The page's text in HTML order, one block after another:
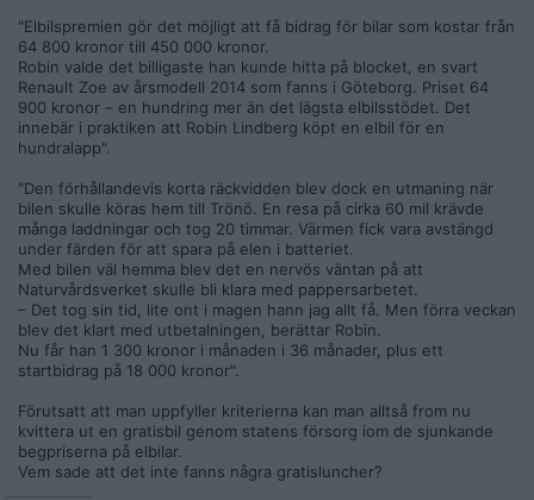
"Elbilspremien gör det möjligt att få bidrag för bilar som kostar från
64 800 kronor till 450 000 kronor.
Robin valde det billigaste han kunde hitta på blocket, en svart
Renault Zoe av årsmodell 2014 som fanns i Göteborg. Priset 64
900 kronor – en hundring mer än det lägsta elbilsstödet. Det
innebär i praktiken att Robin Lindberg köpt en elbil för en
hundralapp".
"Den förhållandevis korta räckvidden blev dock en utmaning när
bilen skulle köras hem till Trönö. En resa på cirka 60 mil krävde
många laddningar och tog 20 timmar. Värmen fick vara avstängd
under färden för att spara på elen i batteriet.
Med bilen väl hemma blev det en nervös väntan på att
Naturvårdsverket skulle bli klara med pappersarbetet.
– Det tog sin tid, lite ont i magen hann jag allt få. Men förra veckan
blev det klart med utbetalningen, berättar Robin.
Nu får han 1 300 kronor i månaden i 36 månader, plus ett
startbidrag på 18 000 kronor".
Förutsatt att man uppfyller kriterierna kan man alltså from nu
kvittera ut en gratisbil genom statens försorg iom de sjunkande
begpriserna på elbilar.
Vem sade att det inte fanns några gratisluncher?